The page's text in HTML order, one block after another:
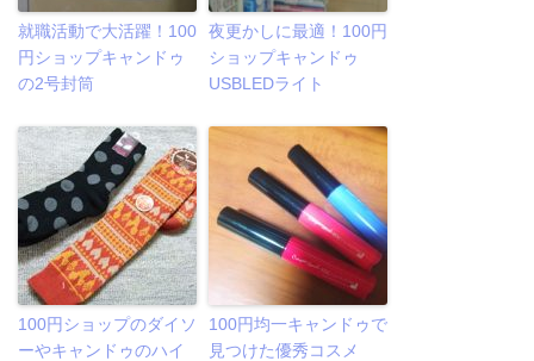
就職活動で大活躍！100
円ショップキャンドゥ
の2号封筒
夜更かしに最適！100円
ショップキャンドゥ
USBLEDライト
100円ショップのダイソ
ーやキャンドゥのハイ
100円均一キャンドゥで
見つけた優秀コスメ